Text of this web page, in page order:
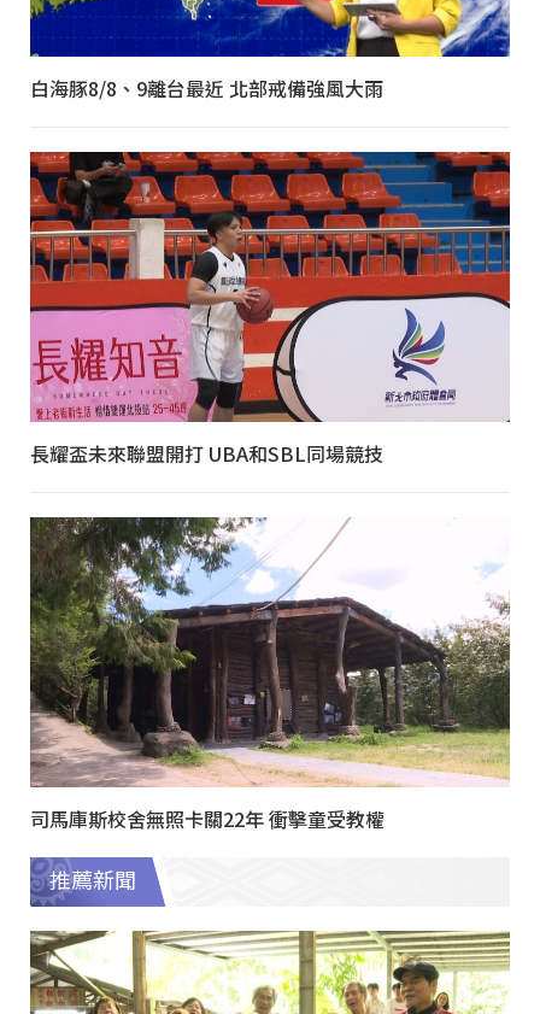
白海豚8/8、9離台最近 北部戒備強風大雨
長耀盃未來聯盟開打 UBA和SBL同場競技
司馬庫斯校舍無照卡關22年 衝擊童受教權
推薦新聞